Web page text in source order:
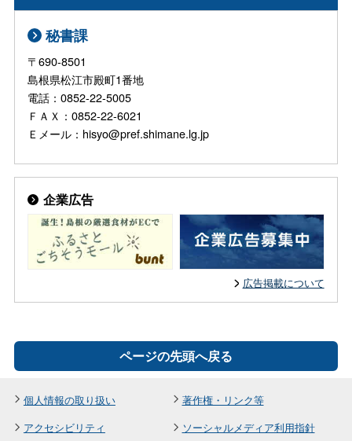
秘書課
〒690-8501
島根県松江市殿町1番地
電話：0852-22-5005
ＦＡＸ：0852-22-6021
Ｅメール：hisyo@pref.shimane.lg.jp
企業広告
広告掲載について
ページの先頭へ戻る
個人情報の取り扱い
著作権・リンク等
アクセシビリティ
ソーシャルメディア利用指針